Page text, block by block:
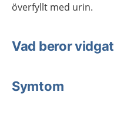
överfyllt med urin.
Vad beror
Symtom